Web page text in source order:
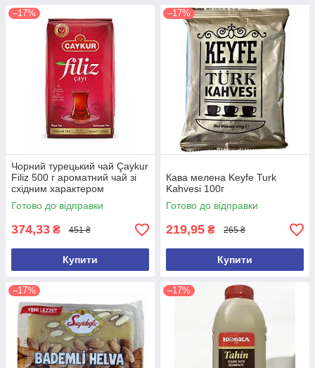
–17%
Чорний турецький чай Çaykur
Filiz 500 г ароматний чай зі
східним характером
Готово до відправки
374,33 ₴ 451 ₴
Купити
–17%
Кава мелена Keyfe Turk
Kahvesi 100г
Готово до відправки
219,95 ₴ 265 ₴
Купити
–17% –17%